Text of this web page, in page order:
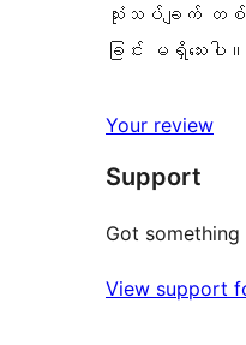
သုံးသပ်ချက် တ
ခြင်း မရှိသေးပါ။
Your review
Support
Got something
View support